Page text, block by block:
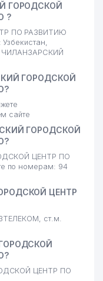
ГОРОДСКОЙ
?
ПО РАЗВИТИЮ
ЧИЛАНЗАРСКИЙ
ГОРОДСКОЙ
сайте
ГОРОДСКОЙ
ЦЕНТР ПО
по номерам: 94
ЦЕНТР
ст.м.
ЦЕНТР ПО